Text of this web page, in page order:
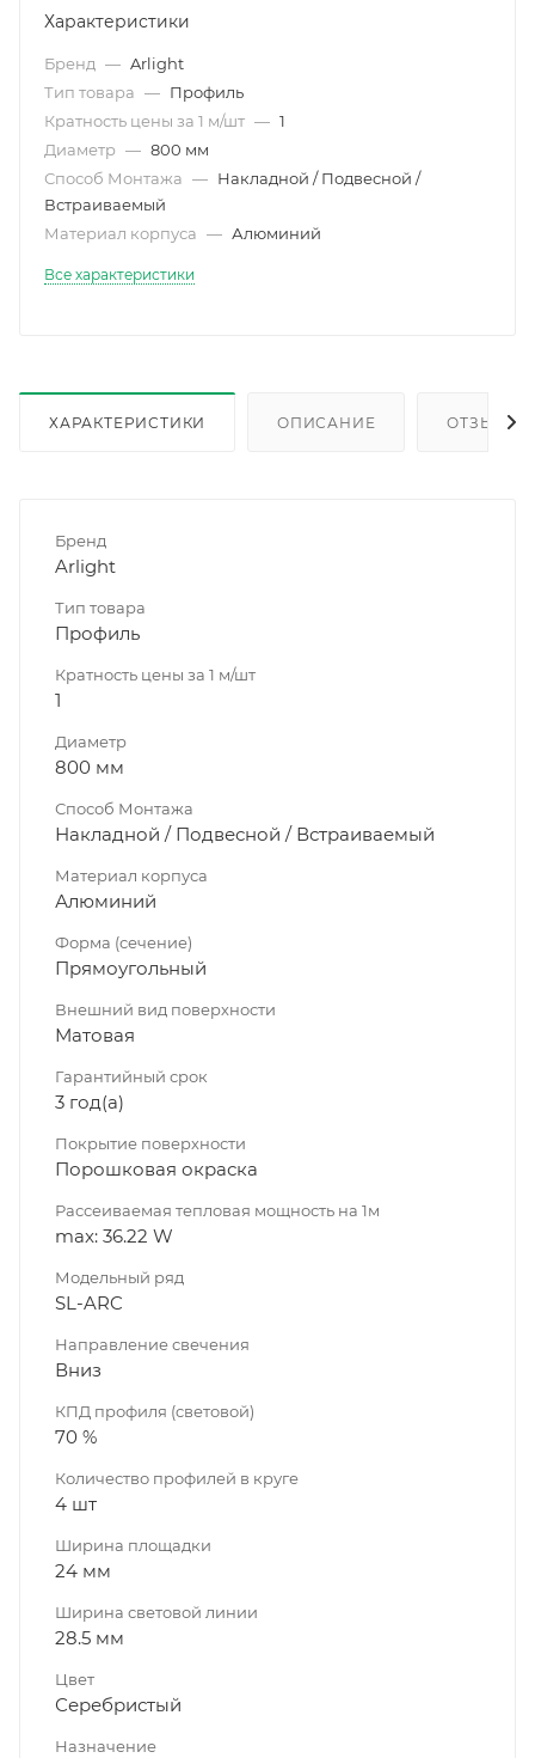
Характеристики
Бренд — Arlight
Тип товара — Профиль
Кратность цены за 1 м/шт — 1
Диаметр — 800 мм
Способ Монтажа — Накладной / Подвесной /
Встраиваемый
Материал корпуса — Алюминий
Все характеристики
ХАРАКТЕРИСТИКИ ОПИСАНИЕ ОТЗЫВЫ
Бренд
Arlight
Тип товара
Профиль
Кратность цены за 1 м/шт
1
Диаметр
800 мм
Способ Монтажа
Накладной / Подвесной / Встраиваемый
Материал корпуса
Алюминий
Форма (сечение)
Прямоугольный
Внешний вид поверхности
Матовая
Гарантийный срок
3 год(а)
Покрытие поверхности
Порошковая окраска
Рассеиваемая тепловая мощность на 1м
max: 36.22 W
Модельный ряд
SL-ARC
Направление свечения
Вниз
КПД профиля (cветовой)
70 %
Количество профилей в круге
4 шт
Ширина площадки
24 мм
Ширина световой линии
28.5 мм
Цвет
Серебристый
Назначение